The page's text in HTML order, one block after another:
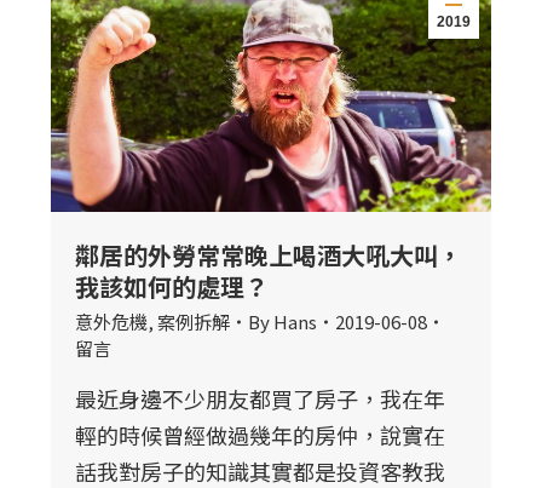
2019
鄰居的外勞常常晚上喝酒大吼大叫，
我該如何的處理？
意外危機,案例拆解 ByHans
2019-06-08
留言
最近身邊不少朋友都買了房子，我在年
輕的時候曾經做過幾年的房仲，說實在
話我對房子的知識其實都是投資客教我